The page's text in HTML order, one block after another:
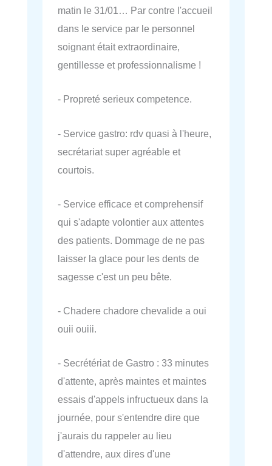
matin le 31/01… Par contre l'accueil
dans le service par le personnel
soignant était extraordinaire,
gentillesse et professionnalisme !
- Propreté serieux competence.
- Service gastro: rdv quasi à l'heure,
secrétariat super agréable et
courtois.
- Service efficace et comprehensif
qui s'adapte volontier aux attentes
des patients. Dommage de ne pas
laisser la glace pour les dents de
sagesse c'est un peu bête.
- Chadere chadore chevalide a oui
ouii ouiii.
- Secrétériat de Gastro : 33 minutes
d'attente, après maintes et maintes
essais d'appels infructueux dans la
journée, pour s'entendre dire que
j'aurais du rappeler au lieu
d'attendre, aux dires d'une